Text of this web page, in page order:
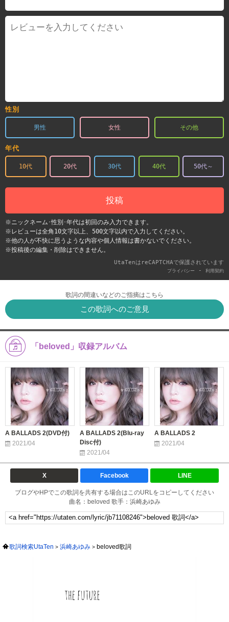
性別
男性 女性 その他
年代
10代 20代 30代 40代 50代～
投稿
※ニックネーム･性別･年代は初回のみ入力できます。
※レビューは全角10文字以上、500文字以内で入力してください。
※他の人が不快に思うような内容や個人情報は書かないでください。
※投稿後の編集・削除はできません。
UtaTenはreCAPTCHAで保護されています
プライバシー - 利用契約
歌詞の間違いなどのご指摘はこちら
この歌詞へのご意見
「beloved」収録アルバム
A BALLADS 2(DVD付)
2021/04
A BALLADS 2(Blu-ray
Disc付)
2021/04
A BALLADS 2
2021/04
X Facebook LINE
ブログやHPでこの歌詞を共有する場合はこのURLをコピーしてください
曲名：beloved 歌手：浜崎あゆみ
歌詞検索UtaTen 浜崎あゆみ beloved歌詞